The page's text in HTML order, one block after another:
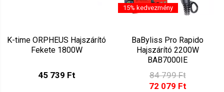
K-time ORPHEUS Hajszárító
Fekete 1800W
45 739 Ft
15% kedvezmény
BaByliss Pro Rapido
Hajszárító 2200W
BAB7000IE
84 799 Ft
72 079 Ft